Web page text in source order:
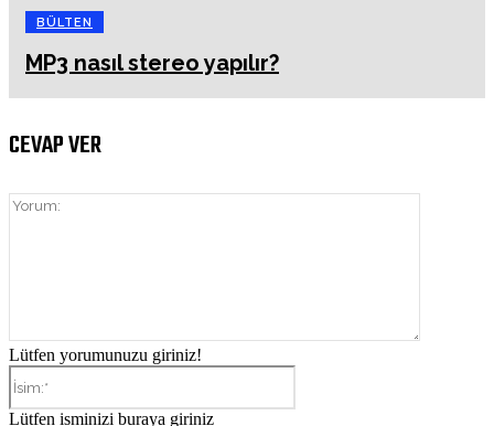
BÜLTEN
MP3 nasıl stereo yapılır?
CEVAP VER
Lütfen yorumunuzu giriniz!
Lütfen isminizi buraya giriniz